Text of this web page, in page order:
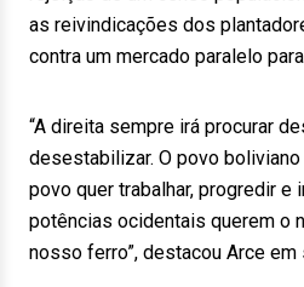
as reivindicações dos
contra um mercado paralelo
“A direita sempre irá procurar
desestabilizar. O povo
povo quer trabalhar, progredir e
potências ocidentais querem o
nosso ferro”, destacou Arce em